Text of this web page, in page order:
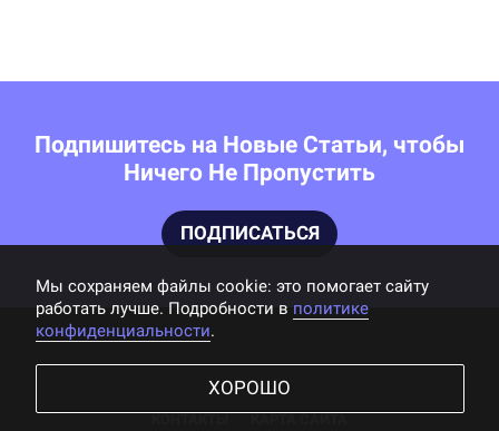
Подпишитесь на Новые Статьи, чтобы
Ничего Не Пропустить
ПОДПИСАТЬСЯ
КОНТАКТЫ КАРТА САЙТА
Мы cохраняем файлы cookie: это помогает сайту
работать лучше. Подробности в политике
конфиденциальности.
ХОРОШО